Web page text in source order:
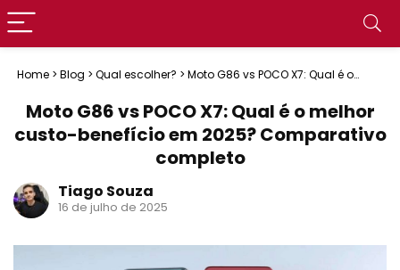
Home > Blog > Qual escolher? > Moto G86 vs POCO X7: Qual é o
Moto G86 vs POCO X7: Qual é o melhor
custo-benefício em 2025? Comparativo
completo
Tiago Souza
16 de julho de 2025